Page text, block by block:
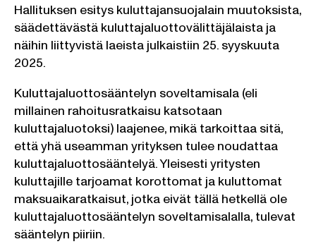
Hallituksen esitys kuluttajansuojalain muutoksista,
säädettävästä kuluttajaluottovälittäjälaista ja
näihin liittyvistä laeista julkaistiin 25. syyskuuta
2025.
Kuluttajaluottosääntelyn soveltamisala (eli
millainen rahoitusratkaisu katsotaan
kuluttajaluotoksi) laajenee, mikä tarkoittaa sitä,
että yhä useamman yrityksen tulee noudattaa
kuluttajaluottosääntelyä. Yleisesti yritysten
kuluttajille tarjoamat korottomat ja kuluttomat
maksuaikaratkaisut, jotka eivät tällä hetkellä ole
kuluttajaluottosääntelyn soveltamisalalla, tulevat
sääntelyn piiriin.